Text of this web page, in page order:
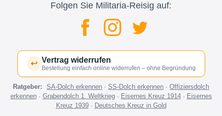
Folgen Sie Militaria-Reisig auf:
↩ Vertrag widerrufen
Bestellung einfach online widerrufen – ohne Begründung
Ratgeber: SA-Dolch erkennen ·SS-Dolch erkennen ·Offiziersdolch
erkennen· Grabendolch 1. Weltkrieg· Eisernes Kreuz 1914· Eisernes
Kreuz 1939· Deutsches Kreuz in Gold